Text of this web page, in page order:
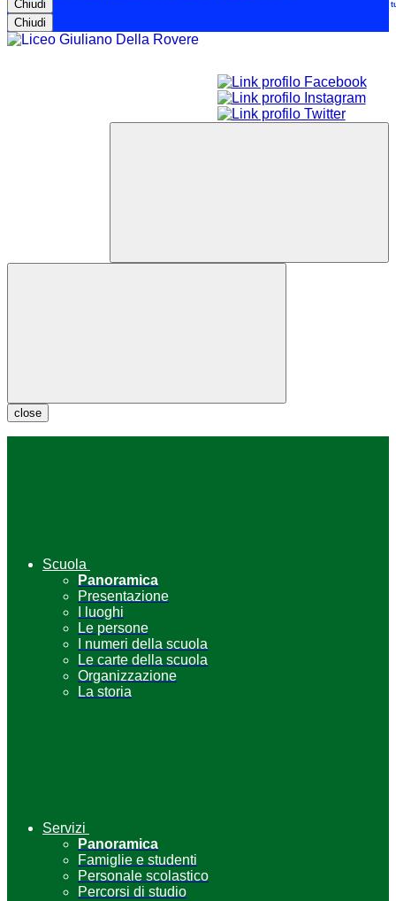
Chiudi
Chiudi
Le
close
Scuola
Panoramica
Presentazione
I luoghi
Le persone
I numeri della scuola
Le carte della scuola
Organizzazione
La storia
Servizi
Panoramica
Famiglie e studenti
Personale scolastico
Percorsi di studio